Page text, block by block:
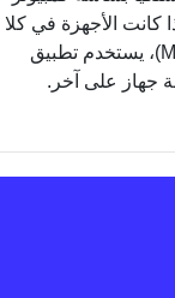
كانت الأجهزة في كلا
الجهازين تدعم (Miracast)، يستخدم تطبيق